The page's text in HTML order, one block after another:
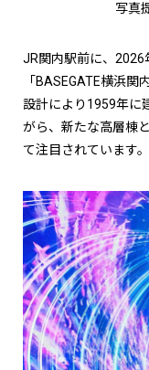
写真
JR関内駅前に、2026
「BASEGATE横浜
設計により1959年に
がら、新たな高層棟
て注目されています。